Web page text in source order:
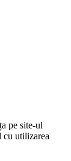
pe site-ul
cu utilizarea